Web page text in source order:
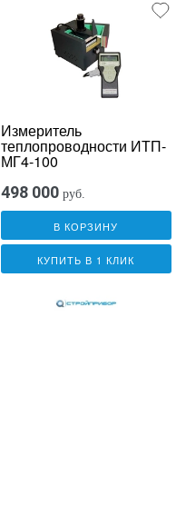
Измеритель
теплопроводности ИТП-
МГ4-100
498 000 руб.
В КОРЗИНУ
КУПИТЬ В 1 КЛИК